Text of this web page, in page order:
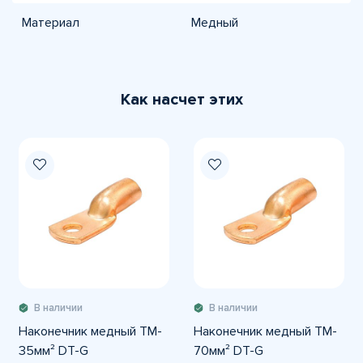
Материал Медный
Как насчет этих
В наличии
Наконечник медный TM-
35мм² DT-G
В наличии
Наконечник медный TM-
70мм² DT-G